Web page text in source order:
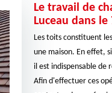
Le travail de
Luceau dans le
Les toits constituent
une maison. En effet,
il est indispensable de
Afin d'effectuer ces